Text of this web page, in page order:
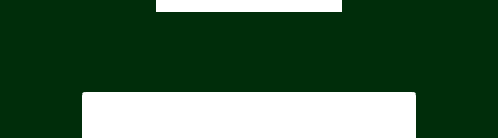
était :
est :